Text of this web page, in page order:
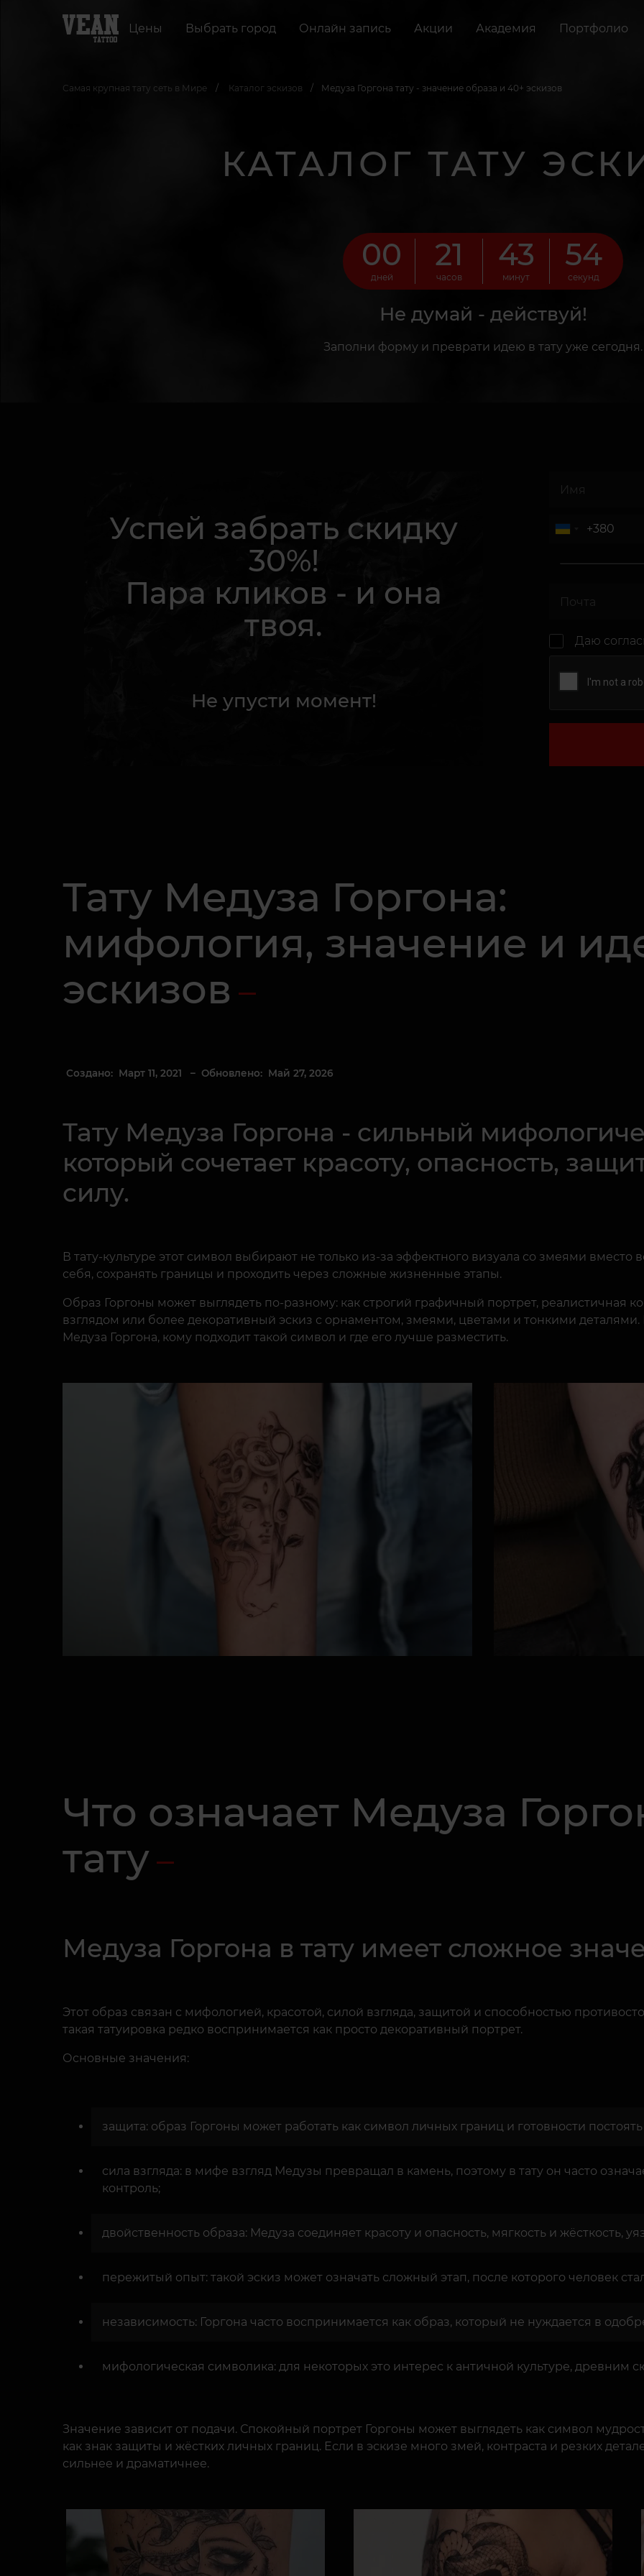
Цены Выбрать город Онлайн запись Акции Академия Портфолио
Самая крупная тату сеть в Мире Каталог эскизов Медуза Горгона тату - значение образа и 40+ эскизов
КАТАЛОГ ТАТУ
00
дней
21
часов
43
минут
51
секунд
Не думай - действуй!
Заполни форму и преврати идею в тату уже сегодня.
Успей забрать скидку
30%!
Пара кликов - и она
твоя.
Не упусти момент!
Даю
Тату Медуза Горгона:
мифология, значение и
эскизов
Создано: Март 11, 2021 – Обновлено: Май 27, 2026
Тату Медуза Горгона - сильный
который сочетает красоту, опасность,
силу.
В тату-культуре этот символ выбирают не только из-за эффектного визуала со змеями
себя, сохранять границы и проходить через сложные жизненные этапы.
Образ Горгоны может выглядеть по-разному: как строгий графичный портрет,
взглядом или более декоративный эскиз с орнаментом, змеями, цветами и тонкими деталями.
Медуза Горгона, кому подходит такой символ и где его лучше разместить.
Что означает Медуза
тату
Медуза Горгона в тату имеет сложное
Этот образ связан с мифологией, красотой, силой взгляда, защитой и способностью
такая татуировка редко воспринимается как просто декоративный портрет.
Основные значения:
защита: образ Горгоны может работать как символ личных границ и готовности постоять
сила взгляда: в мифе взгляд Медузы превращал в камень, поэтому в тату он часто
контроль;
двойственность образа: Медуза соединяет красоту и опасность, мягкость и жёсткость,
пережитый опыт: такой эскиз может означать сложный этап, после которого человек
независимость: Горгона часто воспринимается как образ, который не нуждается в
мифологическая символика: для некоторых это интерес к античной культуре,
Значение зависит от подачи. Спокойный портрет Горгоны может выглядеть как символ
как знак защиты и жёстких личных границ. Если в эскизе много змей, контраста и резких
сильнее и драматичнее.